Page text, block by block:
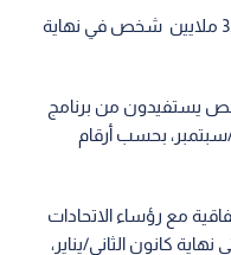
وبلغ إجمالي عدد العاطلين عن العمل 3,7 ملايين شخص في نهاية
قرابة 650 ألف شخص يستفيدون من برنامج
سبتمبر، بحسب أرقام
مع رؤساء الاتحادات
كانون الثاني/يناير،